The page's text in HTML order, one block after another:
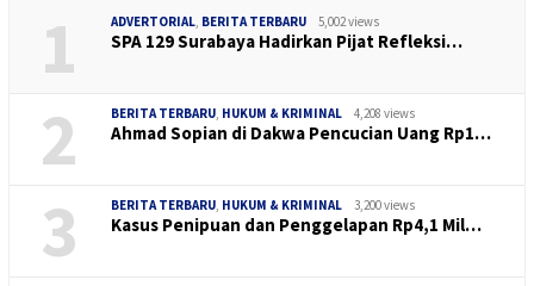
1 ADVERTORIAL, BERITA TERBARU 5,002 views
SPA 129 Surabaya Hadirkan Pijat Refleksi…
2 BERITA TERBARU, HUKUM & KRIMINAL 4,208 views
Ahmad Sopian di Dakwa Pencucian Uang Rp1…
3 BERITA TERBARU, HUKUM & KRIMINAL 3,200 views
Kasus Penipuan dan Penggelapan Rp4,1 Mil…